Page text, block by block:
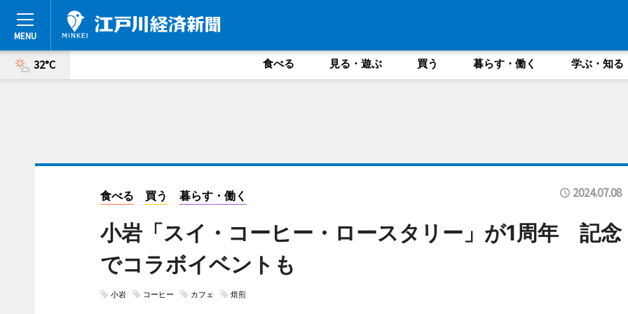
32°C 食べる 見る・遊ぶ 買う 暮らす・働く 学ぶ・知る
食べる 買う 暮らす・働く 2024.07.08
小岩「スイ・コーヒー・ロースタリー」が1周年 記念
でコラボイベントも
小岩 コーヒー カフェ 焙煎